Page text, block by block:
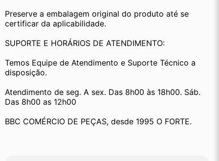
Preserve a embalagem original do produto até se
certificar da aplicabilidade.
SUPORTE E HORÁRIOS DE ATENDIMENTO:
Temos Equipe de Atendimento e Suporte Técnico a
disposição.
Atendimento de seg. A sex. Das 8h00 às 18h00. Sáb.
Das 8h00 as 12h00
BBC COMÉRCIO DE PEÇAS, desde 1995 O FORTE.